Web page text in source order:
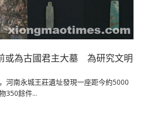
或為古國君主大墓 為研究文明
河南永城王莊遺址發現一座距今約5000
350餘件...